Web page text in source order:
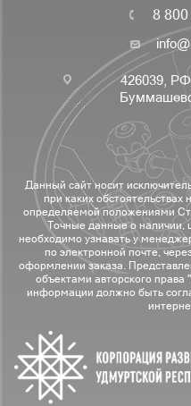
8
426039,
Данный сайт носит
при каких
определяемой положениями
Точные данные о наличии,
необходимо узнавать у
по электронной почте,
оформлении заказа.
объектами авторского
информации должно быть